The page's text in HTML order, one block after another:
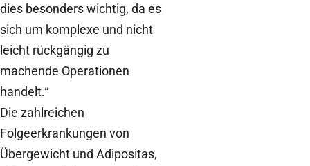
dies besonders wichtig, da es
sich um komplexe und nicht
leicht rückgängig zu
machende Operationen
handelt.“
Die zahlreichen
Folgeerkrankungen von
Übergewicht und Adipositas,